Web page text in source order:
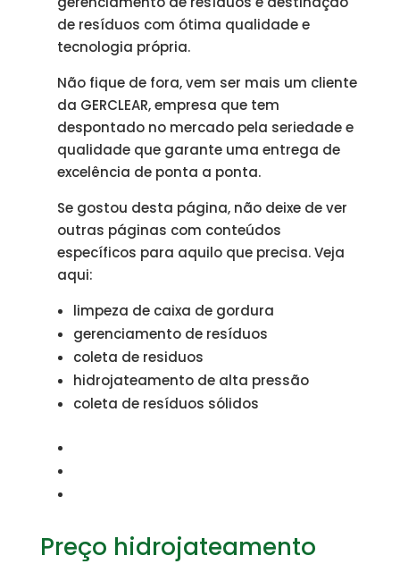
de resíduos com ótima qualidade e
tecnologia própria.
Não fique de fora, vem ser mais um cliente
da GERCLEAR, empresa que tem
despontado no mercado pela seriedade e
qualidade que garante uma entrega de
excelência de ponta a ponta.
Se gostou desta página, não deixe de ver
outras páginas com conteúdos
específicos para aquilo que precisa. Veja
aqui:
limpeza de caixa de gordura
gerenciamento de resíduos
coleta de residuos
hidrojateamento de alta pressão
coleta de resíduos sólidos
Preço hidrojateamento